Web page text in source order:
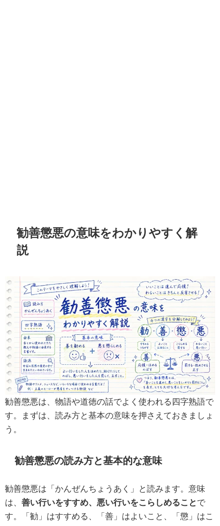
勧善懲悪の意味をわかりやすく解
説
勧善懲悪は、物語や道徳の話でよく使われる四字熟語で
す。まずは、読み方と基本の意味を押さえておきましょ
う。
勧善懲悪の読み方と基本的な意味
勧善懲悪は「かんぜんちょうあく」と読みます。意味
は、 善い行いをすすめ、悪い行いをこらしめること で
す。「勧」はすすめる、「善」はよいこと、「懲」はこ